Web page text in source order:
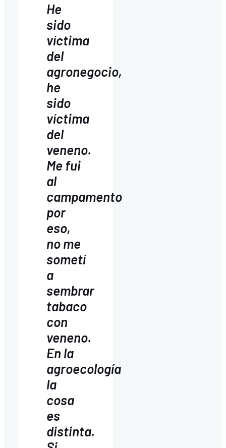
He
sido
víctima
del
agronegocio,
he
sido
víctima
del
veneno.
Me fui
al
campamento
por
eso,
no me
sometí
a
sembrar
tabaco
con
veneno.
En la
agroecología
la
cosa
es
distinta.